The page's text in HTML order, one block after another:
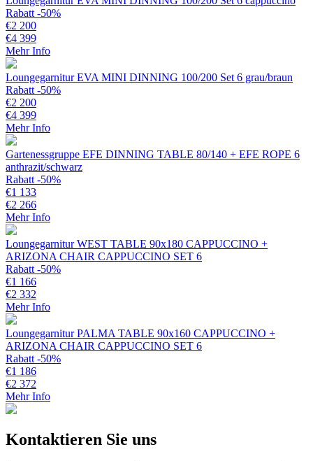
Rabatt -50%
€2 200
€4 399
Mehr Info
Loungegarnitur EVA MINI DINNING 100/200 Set 6 grau/braun
Rabatt -50%
€2 200
€4 399
Mehr Info
Gartenessgruppe EFE DINNING TABLE 80/140 + EFE ROPE 6
anthrazit/schwarz
Rabatt -50%
€1 133
€2 266
Mehr Info
Loungegarnitur WEST TABLE 90x180 CAPPUCCINO +
ARIZONA CHAIR CAPPUCCINO SET 6
Rabatt -50%
€1 166
€2 332
Mehr Info
Loungegarnitur PALMA TABLE 90x160 CAPPUCCINO +
ARIZONA CHAIR CAPPUCCINO SET 6
Rabatt -50%
€1 186
€2 372
Mehr Info
Kontaktieren Sie uns